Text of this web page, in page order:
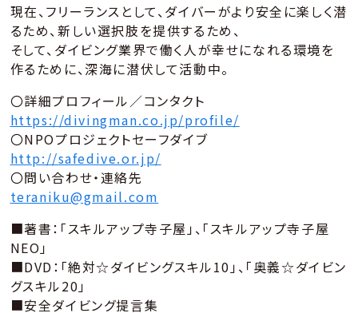
現在、フリーランスとして、ダイバーがより安全に楽しく潜
るため、新しい選択肢を提供するため、
そして、ダイビング業界で働く人が幸せになれる環境を
作るために、深海に潜伏して活動中。
〇詳細プロフィール／コンタクト
https://divingman.co.jp/profile/
〇NPOプロジェクトセーフダイブ
http://safedive.or.jp/
〇問い合わせ・連絡先
teraniku@gmail.com
■著書：「スキルアップ寺子屋」、「スキルアップ寺子屋
NEO」
■DVD：「絶対☆ダイビングスキル10」、「奥義☆ダイビン
グスキル20」
■安全ダイビング提言集